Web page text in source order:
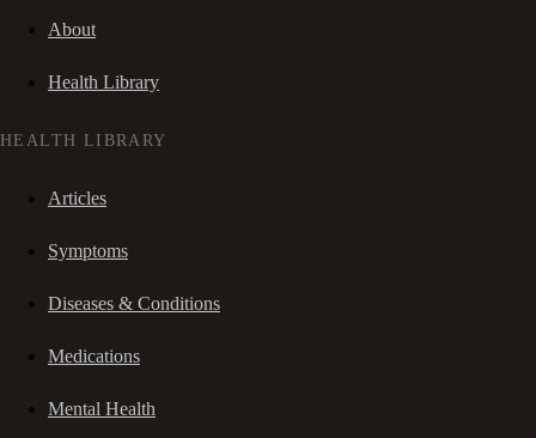
About
Health Library
HEALTH LIBRARY
Articles
Symptoms
Diseases & Conditions
Medications
Mental Health